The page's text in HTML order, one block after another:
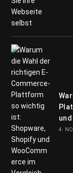
4.